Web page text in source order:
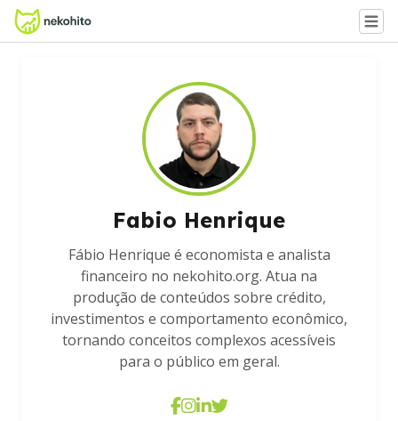
Fabio Henrique
Fábio Henrique é economista e analista
financeiro no nekohito.org. Atua na
produção de conteúdos sobre crédito,
investimentos e comportamento econômico,
tornando conceitos complexos acessíveis
para o público em geral.